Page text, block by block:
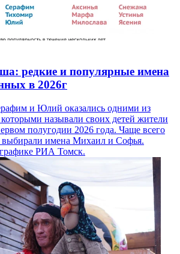
редкие и популярные имена
в 2026г
и Юлий оказались одними из
называли своих детей жители
полугодии 2026 года. Чаще всего
имена Михаил и Софья.
РИА Томск.